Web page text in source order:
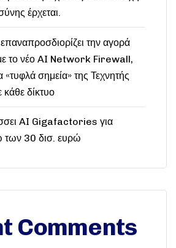
έρχεται.
την αγορά
το νέο AI Network Firewall,
«τυφλά σημεία» της Τεχνητής
δίκτυο
AI Gigafactories για
των 30 δισ. ευρώ
Comments